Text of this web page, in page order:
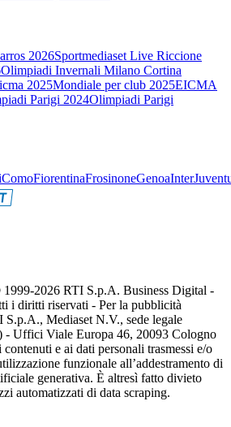
2026Sportmediaset Live Riccione
Olimpiadi Invernali Milano Cortina
2025Mondiale per club 2025EICMA
Parigi 2024Olimpiadi Parigi
ComoFiorentinaFrosinoneGenoaInter
2026 RTI S.p.A. Business Digital -
i diritti riservati - Per la pubblicità
Mediaset N.V., sede legale
- Uffici Viale Europa 46, 20093 Cologno
contenuti e ai dati personali trasmessi e/o
funzionale all’addestramento di
generativa. È altresì fatto divieto
automatizzati di data scraping.